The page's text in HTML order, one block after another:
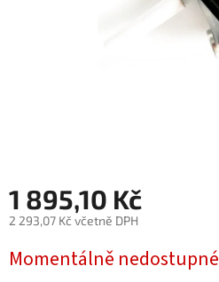
1 895,10 Kč
2 293,07 Kč včetně DPH
cena:
Momentálně nedostupné